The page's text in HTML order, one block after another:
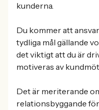
kunderna.
Du kommer att
tydliga mål gällande
det viktigt att du är
motiveras av
Det är meriterande
relationsbyggande